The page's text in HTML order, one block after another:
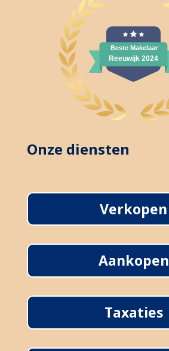
Onze diensten
Verkopen
Aankopen
Taxaties